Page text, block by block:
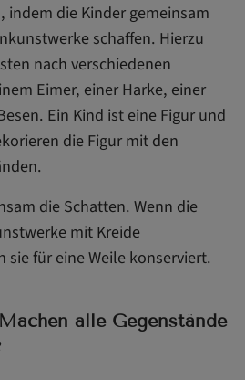
indem die Kinder gemeinsam
schaffen. Hierzu
nach verschiedenen
Eimer, einer Harke, einer
Ein Kind ist eine Figur und
die Figur mit den
die Schatten. Wenn die
mit Kreide
sie für eine Weile konserviert.
alle Gegenstände